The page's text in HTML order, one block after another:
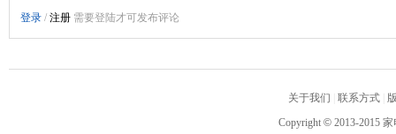
关于我们 联系方式
Copyright © 2013-2015